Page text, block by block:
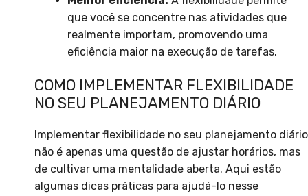
que você se concentre nas atividades que
realmente importam, promovendo uma
eficiência maior na execução de tarefas.
COMO IMPLEMENTAR FLEXIBILIDADE
NO SEU PLANEJAMENTO DIÁRIO
Implementar flexibilidade no seu planejamento diário
não é apenas uma questão de ajustar horários, mas
de cultivar uma mentalidade aberta. Aqui estão
algumas dicas práticas para ajudá-lo nesse